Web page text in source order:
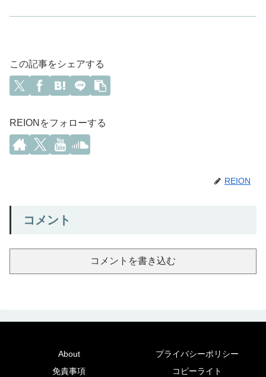
この記事をシェアする
REIONをフォローする
REION
コメント
コメントを書き込む
About
プライバシーポリシー
免責事項
コピーライト